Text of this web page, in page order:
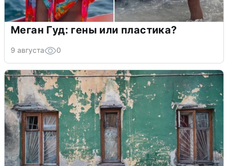
Меган Гуд: гены или пластика?
9 августа 0